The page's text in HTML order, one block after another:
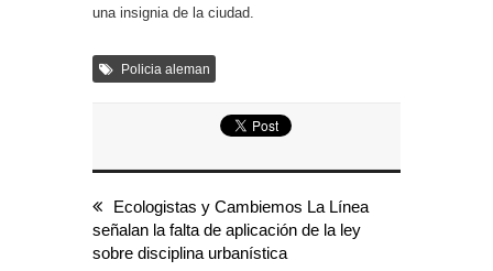
una insignia de la ciudad.
Policia aleman
Ecologistas y Cambiemos La Línea
señalan la falta de aplicación de la ley
sobre disciplina urbanística